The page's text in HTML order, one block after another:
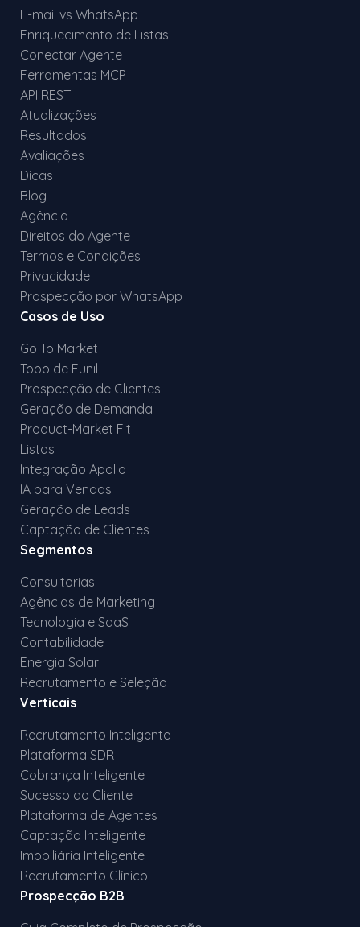
E-mail vs WhatsApp
Enriquecimento de Listas
Conectar Agente
Ferramentas MCP
API REST
Atualizações
Resultados
Avaliações
Dicas
Blog
Agência
Direitos do Agente
Termos e Condições
Privacidade
Prospecção por WhatsApp
Casos de Uso
Go To Market
Topo de Funil
Prospecção de Clientes
Geração de Demanda
Product-Market Fit
Listas
Integração Apollo
IA para Vendas
Geração de Leads
Captação de Clientes
Segmentos
Consultorias
Agências de Marketing
Tecnologia e SaaS
Contabilidade
Energia Solar
Recrutamento e Seleção
Verticais
Recrutamento Inteligente
Plataforma SDR
Cobrança Inteligente
Sucesso do Cliente
Plataforma de Agentes
Captação Inteligente
Imobiliária Inteligente
Recrutamento Clínico
Prospecção B2B